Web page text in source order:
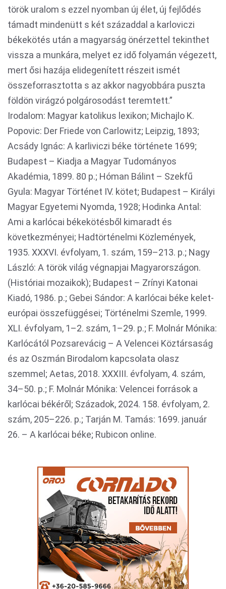
török uralom s ezzel nyomban új élet, új fejlődés
támadt mindenütt s két századdal a karloviczi
békekötés után a magyarság önérzettel tekinthet
vissza a munkára, melyet ez idő folyamán végezett,
mert ősi hazája elidegenített részeit ismét
összeforrasztotta s az akkor nagyobbára puszta
földön virágzó polgárosodást teremtett.”
Irodalom: Magyar katolikus lexikon; Michajlo K.
Popovic: Der Friede von Carlowitz; Leipzig, 1893;
Acsády Ignác: A karliviczi béke története 1699;
Budapest – Kiadja a Magyar Tudományos
Akadémia, 1899. 80 p.; Hóman Bálint – Szekfű
Gyula: Magyar Történet IV. kötet; Budapest – Királyi
Magyar Egyetemi Nyomda, 1928; Hodinka Antal:
Ami a karlócai békekötésből kimaradt és
következményei; Hadtörténelmi Közlemények,
1935. XXXVI. évfolyam, 1. szám, 159–213. p.; Nagy
László: A török világ végnapjai Magyarországon.
(Históriai mozaikok); Budapest – Zrínyi Katonai
Kiadó, 1986. p.; Gebei Sándor: A karlócai béke kelet-
európai összefüggései; Történelmi Szemle, 1999.
XLI. évfolyam, 1–2. szám, 1–29. p.; F. Molnár Mónika:
Karlócától Pozsarevácig – A Velencei Köztársaság
és az Oszmán Birodalom kapcsolata olasz
szemmel; Aetas, 2018. XXXIII. évfolyam, 4. szám,
34–50. p.; F. Molnár Mónika: Velencei források a
karlócai békéről; Századok, 2024. 158. évfolyam, 2.
szám, 205–226. p.; Tarján M. Tamás: 1699. január
26. – A karlócai béke; Rubicon online.